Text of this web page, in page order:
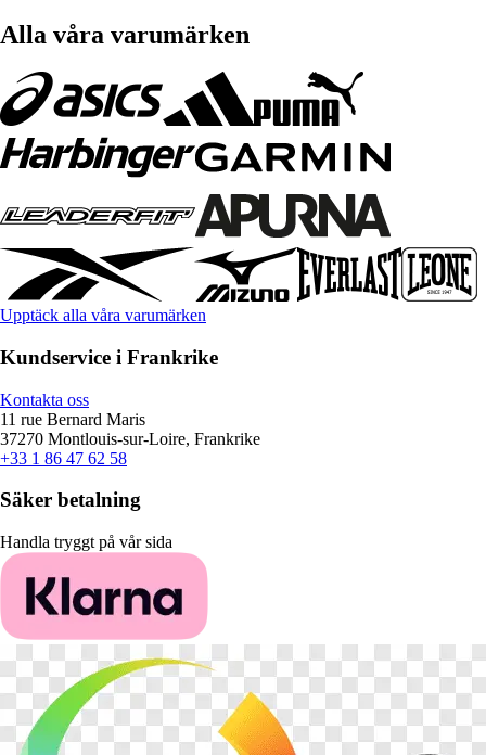
Alla våra varumärken
Upptäck alla våra varumärken
Kundservice i Frankrike
Kontakta oss
11 rue Bernard Maris
37270 Montlouis-sur-Loire, Frankrike
+33 1 86 47 62 58
Säker betalning
Handla tryggt på vår sida